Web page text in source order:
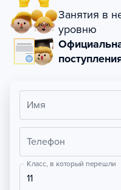
Занятия в
уровню
Имя
Телефон
Класс, в который перешли
11